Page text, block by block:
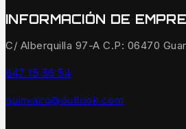
INFORMACIÓN DE
C/ Alberquilla 97-A C.P: 06470
647 15 56 54
quinvaco@outlook.com